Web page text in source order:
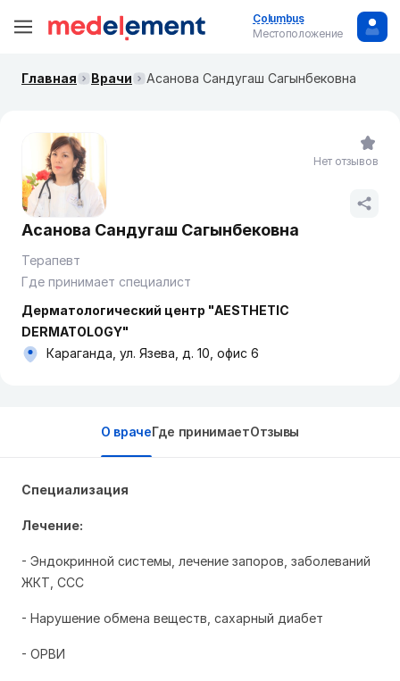
Columbus
Местоположение
Главная Врачи Асанова Сандугаш Сагынбековна
Асанова Сандугаш Сагынбековна
Терапевт
Где принимает специалист
Дерматологический центр "AESTHETIC
DERMATOLOGY"
Караганда, ул. Язева, д. 10, офис 6
Нет отзывов
О врачеГде принимаетОтзывы
Специализация
Лечение:
- Эндокринной системы, лечение запоров, заболеваний
ЖКТ, ССС
- Нарушение обмена веществ, сахарный диабет
- ОРВИ